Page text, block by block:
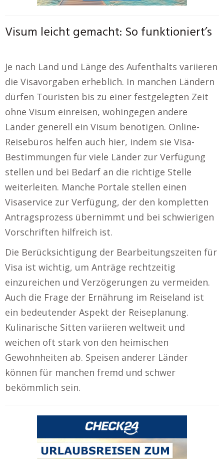
Visum leicht gemacht: So funktioniert’s
Je nach Land und Länge des Aufenthalts variieren
die Visavorgaben erheblich. In manchen Ländern
dürfen Touristen bis zu einer festgelegten Zeit
ohne Visum einreisen, wohingegen andere
Länder generell ein Visum benötigen. Online-
Reisebüros helfen auch hier, indem sie Visa-
Bestimmungen für viele Länder zur Verfügung
stellen und bei Bedarf an die richtige Stelle
weiterleiten. Manche Portale stellen einen
Visaservice zur Verfügung, der den kompletten
Antragsprozess übernimmt und bei schwierigen
Vorschriften hilfreich ist.
Die Berücksichtigung der Bearbeitungszeiten für
Visa ist wichtig, um Anträge rechtzeitig
einzureichen und Verzögerungen zu vermeiden.
Auch die Frage der Ernährung im Reiseland ist
ein bedeutender Aspekt der Reiseplanung.
Kulinarische Sitten variieren weltweit und
weichen oft stark von den heimischen
Gewohnheiten ab. Speisen anderer Länder
können für manchen fremd und schwer
bekömmlich sein.